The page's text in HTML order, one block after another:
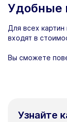
Удобные
Для всех
входят в
Вы сможете
Узнайте